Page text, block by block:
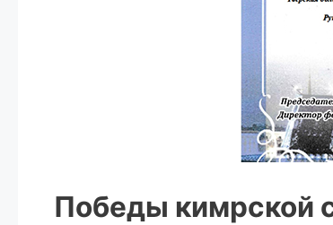
Победы кимрской